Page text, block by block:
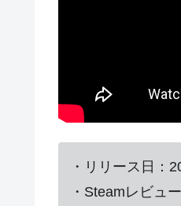
・リリース日：
・Steamレビュー